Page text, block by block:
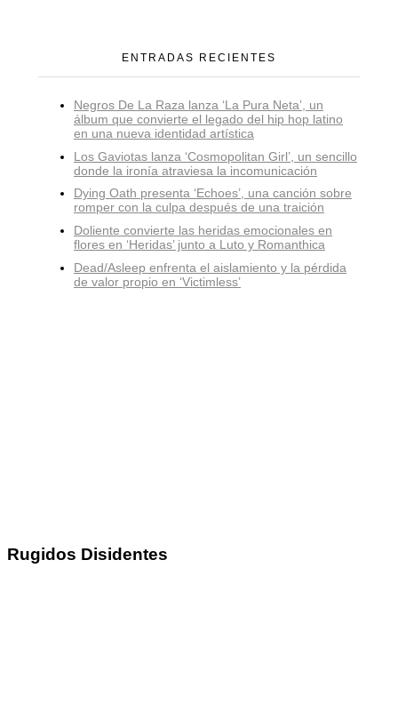
ENTRADAS RECIENTES
Negros De La Raza lanza ‘La Pura Neta’, un
álbum que convierte el legado del hip hop latino
en una nueva identidad artística
Los Gaviotas lanza ‘Cosmopolitan Girl’, un sencillo
donde la ironía atraviesa la incomunicación
Dying Oath presenta ‘Echoes’, una canción sobre
romper con la culpa después de una traición
Doliente convierte las heridas emocionales en
flores en ‘Heridas’ junto a Luto y Romanthica
Dead/Asleep enfrenta el aislamiento y la pérdida
de valor propio en ‘Victimless’
Rugidos Disidentes